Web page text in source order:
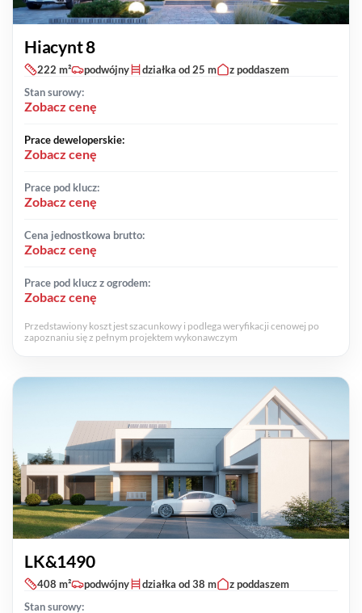
Hiacynt 8
222 m² podwójny działka od 25 m
z poddaszem
Stan surowy:
Zobacz cenę
Prace deweloperskie:
Zobacz cenę
Prace pod klucz:
Zobacz cenę
Cena jednostkowa brutto:
Zobacz cenę
Prace pod klucz z ogrodem:
Zobacz cenę
Przedstawiony koszt jest szacunkowy i podlega weryfikacji cenowej po
zapoznaniu się z pełnym projektem wykonawczym
LK&1490
408 m² podwójny działka od 38 m
z poddaszem
Stan surowy: